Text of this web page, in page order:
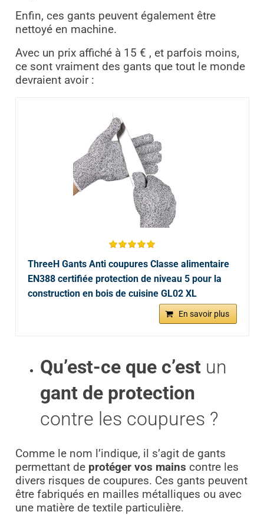
Enfin, ces gants peuvent également être
nettoyé en machine.
Avec un prix affiché à 15 € , et parfois moins,
ce sont vraiment des gants que tout le monde
devraient avoir :
ThreeH Gants Anti coupures Classe alimentaire
EN388 certifiée protection de niveau 5 pour la
construction en bois de cuisine GL02 XL
En savoir plus
Qu’est-ce que c’est un
gant de protection
contre les coupures ?
Comme le nom l’indique, il s’agit de gants
permettant de protéger vos mains contre les
divers risques de coupures. Ces gants peuvent
être fabriqués en mailles métalliques ou avec
une matière de textile particulière.